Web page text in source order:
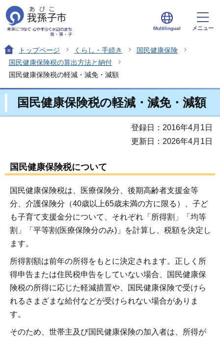
Multilingual メニュー
トップページ くらし・手続き
国民健康保険
国民健康保険税の算出方法と納付
国民健康保険税の軽減・減免・減額
国民健康保険税の軽減・減免・減額
登録日：2016年4月1日
更新日：2026年4月1日
国民健康保険税について
国民健康保険税は、医療保険分、後期高齢者支援金等
分、介護保険分（40歳以上65歳未満の方に限る）、子ど
も子育て支援金分について、それぞれ「所得割」「均等
割」「平等割(医療保険分のみ)」を計算し、税額を決定し
ます。
所得割額は前年の所得をもとに決定されます。正しく所
得申告または住民税申告をしていない場合、国民健康保
険税の所得に応じた軽減措置や、国民健康保険で受けら
れるさまざまな給付などが受けられない場合がありま
す。
そのため、世帯主及び国民健康保険の加入者は、所得が